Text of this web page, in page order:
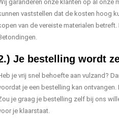
garanderen onze klanten op al onze
vaststellen dat de kosten hoog
van de vereiste materialen
Je bestelling wordt
je vrij snel behoefte aan vulzand?
je een bestelling kan
je graag je bestelling zelf bij ons
je klaarstaat.